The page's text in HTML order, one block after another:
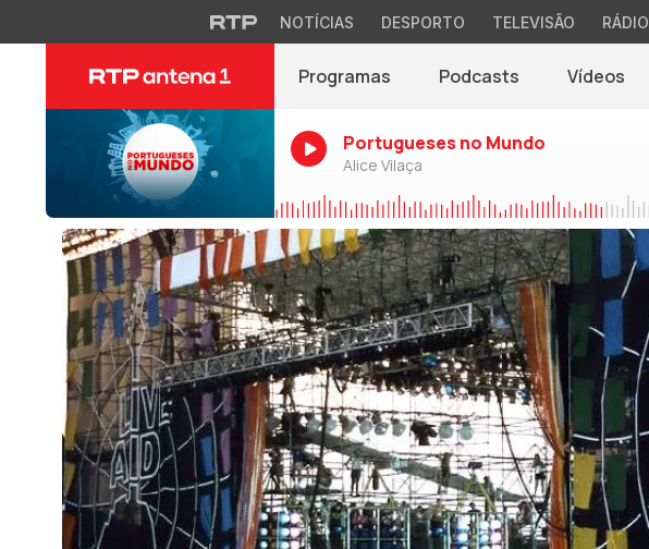
NOTÍCIAS DESPORTO TELEVISÃO RÁDIO
Programas Podcasts Vídeos
Portugueses no Mundo
Alice Vilaça